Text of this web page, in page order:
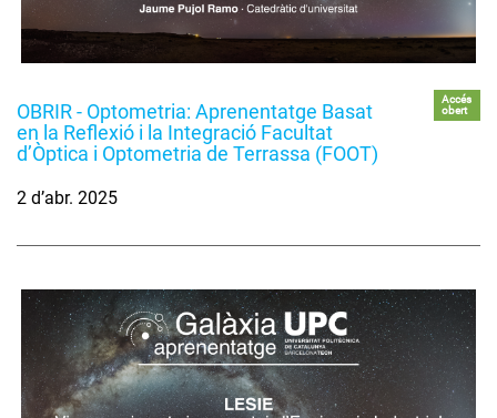
OBRIR - Optometria: Aprenentatge Basat
en la Reflexió i la Integració Facultat
d’Òptica i Optometria de Terrassa (FOOT)
Accés
obert
2 d’abr. 2025